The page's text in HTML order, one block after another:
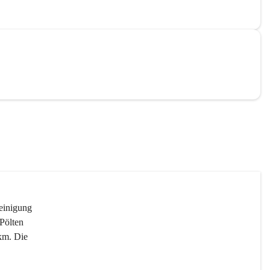
Die